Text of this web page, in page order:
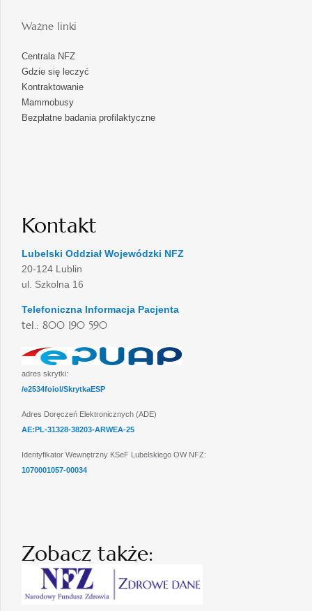
Ważne linki
Centrala NFZ
Gdzie się leczyć
Kontraktowanie
Mammobusy
Bezpłatne badania profilaktyczne
Kontakt
Lubelski Oddział Wojewódzki NFZ
20-124 Lublin
ul. Szkolna 16
Telefoniczna Informacja Pacjenta
tel.: 800 190 590
adres skrytki:
/e2534foiol/SkrytkaESP
Adres Doręczeń Elektronicznych (ADE)
AE:PL-31328-38203-ARWEA-25
Identyfikator Wewnętrzny KSeF Lubelskiego OW NFZ:
1070001057-00034
Zobacz także: